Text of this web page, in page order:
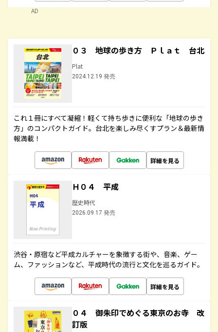
AD
０３ 地球の歩き方 Ｐｌａｔ 台北
Plat
2024.12.19 発売
これ１冊にすべて凝縮！軽くて持ち歩きに便利な「地球の歩き
方」のコンパクトガイド。台北を楽しみ尽くすプラン＆最新情
報満載！
詳細を見る
Ｈ０４ 平成
歴史時代
2026.09.17 発売
渋谷・原宿など平成カルチャーを象徴する街や、音楽、ゲー
ム、ファッションなど、平成時代の流行と文化を巡るガイド。
詳細を見る
０４ 御朱印でめぐる東京のお寺 改
訂版